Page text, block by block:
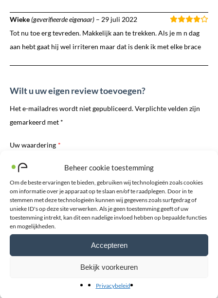
Beheer cookie toestemming
Om de beste ervaringen te bieden, gebruiken wij technologieën zoals cookies
om informatie over je apparaat op te slaan en/of te raadplegen. Door in te
stemmen met deze technologieën kunnen wij gegevens zoals surfgedrag of
unieke ID's op deze site verwerken. Als je geen toestemming geeft of uw
toestemming intrekt, kan dit een nadelige invloed hebben op bepaalde functies
en mogelijkheden.
Accepteren
Bekijk voorkeuren
Privacybeleid
Wieke(geverifieerde eigenaar) – 29 juli 2022
Tot nu toe erg tevreden. Makkelijk aan te trekken. Als je m n dag
aan hebt gaat hij wel irriteren maar dat is denk ik met elke brace
Wilt u uw eigen review toevoegen?
Het e-mailadres wordt niet gepubliceerd. Verplichte velden zijn
gemarkeerd met *
Uw waardering *
Toelichting